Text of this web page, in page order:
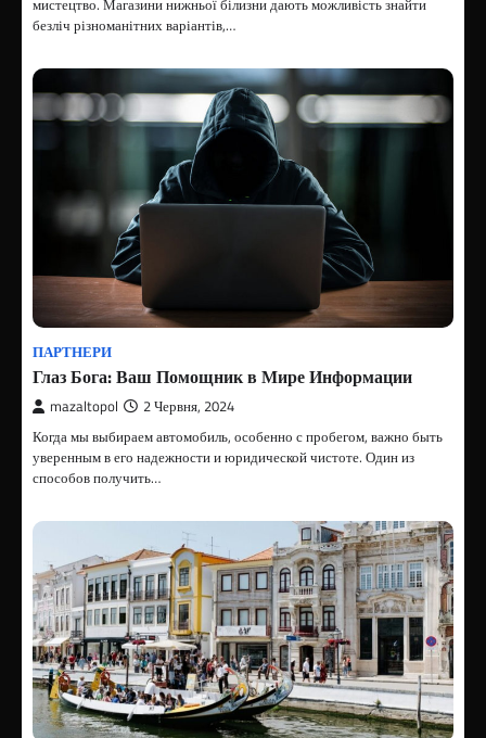
безліч різноманітних варіантів,…
ПАРТНЕРИ
Глаз Бога: Ваш Помощник в Мире Информации
mazaltopol 2 Червня, 2024
Когда мы выбираем автомобиль, особенно с пробегом, важно быть
уверенным в его надежности и юридической чистоте. Один из
способов получить…